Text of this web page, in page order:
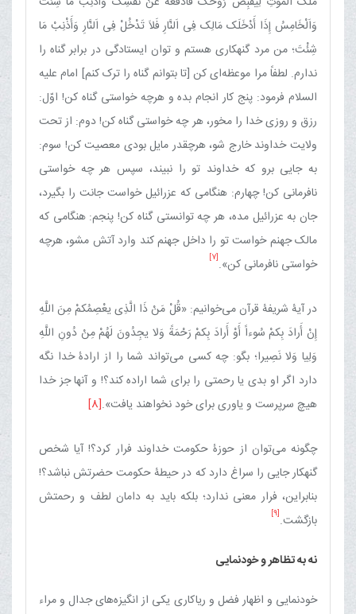
وَاَلْخَامِسُ إِذَا أَدْخَلَک مَالِک فِی اَلنَّارِ فَلاَ تَدْخُلْ فِی اَلنَّارِ وَأَذْنِبْ مَا
شِئْتَ؛ من مرد گنهکاری هستم و توان ایستادگی در برابر گناه را
ندارم. لطفاً مرا موعظه‌ای کن [تا بتوانم گناه را ترک کنم] امام علیه
السلام فرمود: پنج کار انجام بده و هرچه خواستی گناه کن! اوّل:
رزق و روزی خدا را مخور، هر چه خواستی گناه کن! دوم: از تحت
ولایت خداوند خارج شو، هرچقدر مایل بودی معصیت کن! سوم:
به جایی برو که خداوند تو را نبیند، سپس هر چه خواستی
نافرمانی کن! چهارم: هنگامی که عزرائیل خواست جانت را بگیرد،
جان به عزرائیل مده، هر چه توانستی گناه کن! پنجم: هنگامی که
مالک جهنم خواست تو را داخل جهنم کند وارد آتش مشو، هرچه
خواستی نافرمانی کن».[7]
در آیۀ شریفۀ قرآن می‌خوانیم: «قُلْ‏ مَنْ‏ ذَا الَّذِی‏ یعْصِمُکمْ‏ مِنَ اللَّهِ
إِنْ أَرادَ بِکمْ سُوءاً أَوْ أَرادَ بِکمْ رَحْمَةً وَلا یجِدُونَ لَهُمْ مِنْ دُونِ اللَّهِ
وَلِیا وَلا نَصِیرا؛ بگو: چه کسی می‌تواند شما را از ارادۀ خدا نگه
دارد اگر او بدی یا رحمتی را برای شما اراده کند؟! و آنها جز خدا
هیچ سرپرست و یاوری برای خود نخواهند یافت».[8]
چگونه می‌توان از حوزۀ حکومت خداوند فرار کرد؟! آیا شخص
گنهکار جایی را سراغ دارد که در حیطۀ حکومت حضرتش نباشد؟!
بنابراین، فرار معنی ندارد؛ بلکه باید به دامان لطف و رحمتش
بازگشت.[9]
نه به تظاهر و خودنمایی
خودنمایی و اظهار فضل و ریاکاری یکی از انگیزه‌های جدال و مراء